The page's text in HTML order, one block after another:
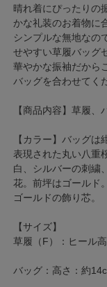
晴れ着にぴったりの
かな礼装のお着物に
シンプルな無地なの
せやすい草履バッグ
華やかな振袖だから
バッグを合わせてく
【商品内容】草履、
【カラー】バッグ
表現された丸い八重
白、シルバーの刺繍
花。前坪はゴールド
ゴールドの飾り芯。
【サイズ】
草履（F）：ヒール
バッグ：高さ：約